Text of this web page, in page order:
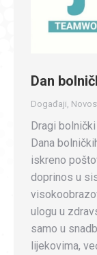
Dan
Događaji
Dragi
Dana
iskreno
doprinos u
ulogu u
samo u
lijekovima,